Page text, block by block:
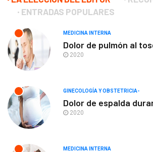
ENTRADAS POPULARES
MEDICINA INTERNA
Dolor de pulmón al
2020
GINECOLOGÍA Y OBSTETRICIA-
Dolor de espalda
2020
MEDICINA INTERNA